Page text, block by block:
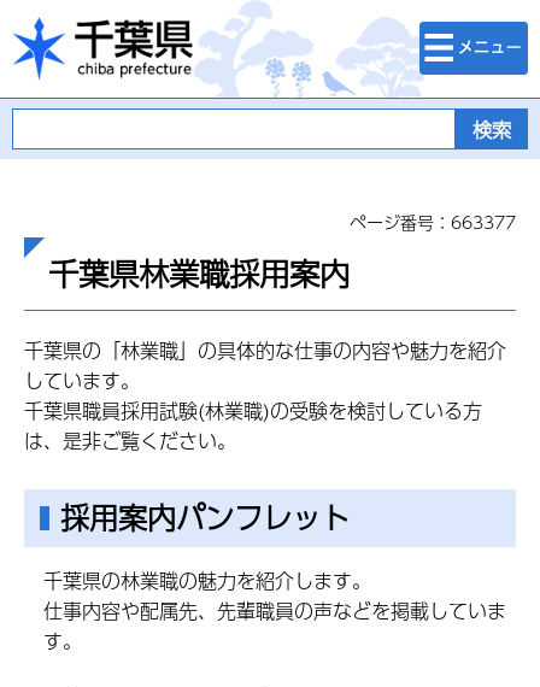
千葉県
検索・メニュ
ー
ページ番号：663377
千葉県林業職採用案内
千葉県の「林業職」の具体的な仕事の内容や魅力を紹介
しています。
千葉県職員採用試験(林業職)の受験を検討している方
は、是非ご覧ください。
採用案内パンフレット
千葉県の林業職の魅力を紹介します。
仕事内容や配属先、先輩職員の声などを掲載していま
す。